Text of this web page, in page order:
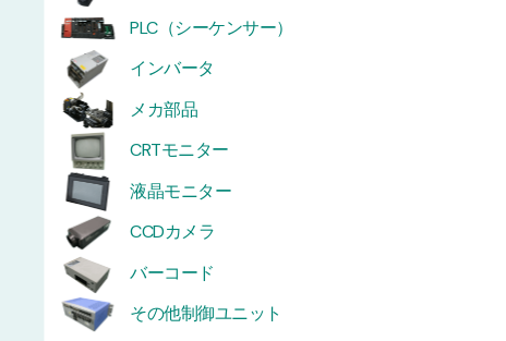
PLC（シーケンサー）
インバータ
メカ部品
CRTモニター
液晶モニター
CCDカメラ
バーコード
その他制御ユニット